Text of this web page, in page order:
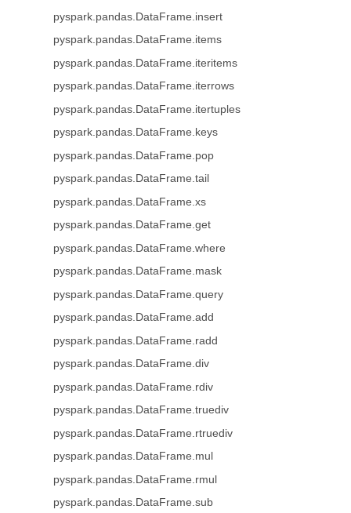
pyspark.pandas.DataFrame.insert
pyspark.pandas.DataFrame.items
pyspark.pandas.DataFrame.iteritems
pyspark.pandas.DataFrame.iterrows
pyspark.pandas.DataFrame.itertuples
pyspark.pandas.DataFrame.keys
pyspark.pandas.DataFrame.pop
pyspark.pandas.DataFrame.tail
pyspark.pandas.DataFrame.xs
pyspark.pandas.DataFrame.get
pyspark.pandas.DataFrame.where
pyspark.pandas.DataFrame.mask
pyspark.pandas.DataFrame.query
pyspark.pandas.DataFrame.add
pyspark.pandas.DataFrame.radd
pyspark.pandas.DataFrame.div
pyspark.pandas.DataFrame.rdiv
pyspark.pandas.DataFrame.truediv
pyspark.pandas.DataFrame.rtruediv
pyspark.pandas.DataFrame.mul
pyspark.pandas.DataFrame.rmul
pyspark.pandas.DataFrame.sub